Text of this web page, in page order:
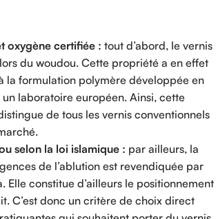
oxygène certifiée : tout d’abord, le vernis
lors du woudou. Cette propriété a en effet
la formulation polymère développée en
laboratoire européen. Ainsi, cette
de tous les vernis conventionnels
selon la loi islamique : par ailleurs, la
de l’ablution est revendiquée par
Elle constitue d’ailleurs le positionnement
C’est donc un critère de choix direct